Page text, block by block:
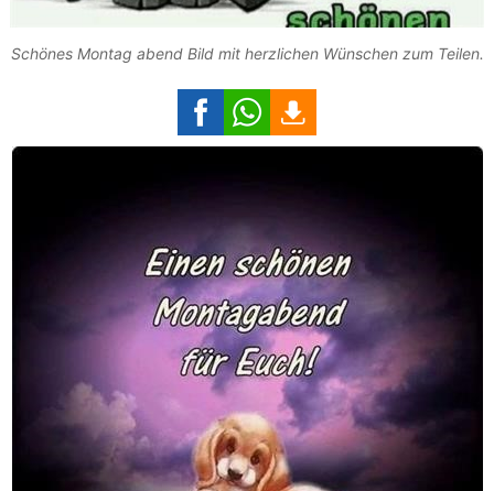
Schönes Montag abend Bild mit herzlichen Wünschen zum Teilen.